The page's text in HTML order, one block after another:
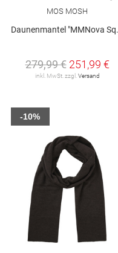
MOS MOSH
Daunenmantel "MMNova Square"
279,99 € 251,99 €
inkl. MwSt. zzgl. Versand
-10%